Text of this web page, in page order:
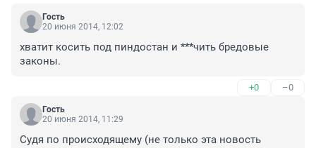
Гость
20 июня 2014, 12:02
хватит косить под пиндостан и ***чить бредовые
законы.
+0 –0
Гость
20 июня 2014, 11:29
Судя по происходящему (не только эта новость